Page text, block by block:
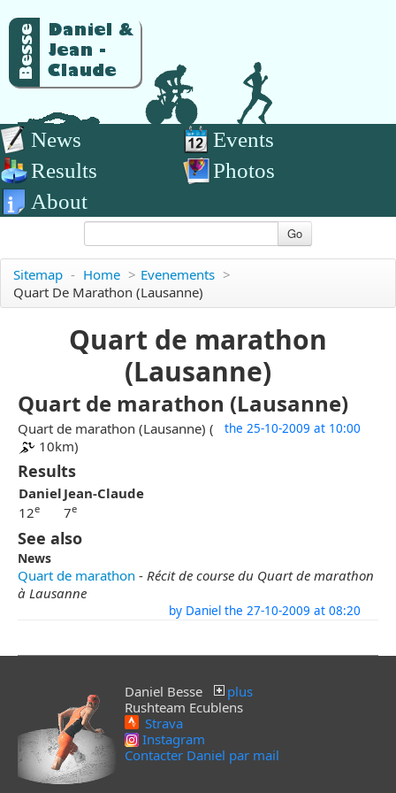
News
Events
Results
Photos
About
Go
Sitemap - Home > Evenements >
Quart De Marathon (Lausanne)
Quart de marathon
(Lausanne)
Quart de marathon (Lausanne)
the 25-10-2009 at 10:00
Quart de marathon (Lausanne) (
10km)
Results
Daniel Jean-Claude
12e 7e
See also
News
Quart de marathon - Récit de course du Quart de marathon
à Lausanne
by Daniel the 27-10-2009 at 08:20
Daniel Besse
plus
Rushteam Ecublens
Strava
Instagram
Contacter Daniel par mail